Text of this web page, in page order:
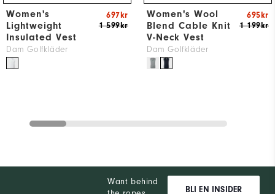
Women's
Lightweight
Insulated Vest
Dam Golfkläder
1 599kr
697kr
Women's Wool
Blend Cable Knit
V-Neck Vest
Dam Golfkläder
1 199kr
695kr
Want behind
BLI EN INSIDER